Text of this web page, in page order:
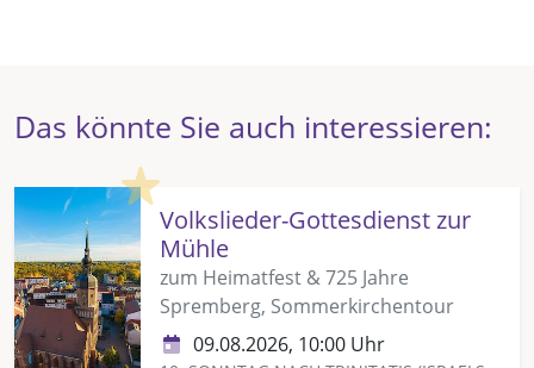
Das könnte Sie auch interessieren:
Highlight
Volkslieder-Gottesdienst zur
Mühle
zum Heimatfest & 725 Jahre
Spremberg, Sommerkirchentour
09.08.2026, 10:00 Uhr